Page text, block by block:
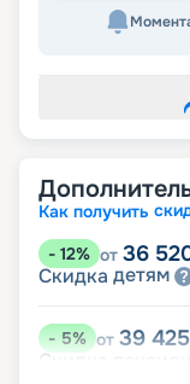
Как получить
- 12% от 36
Скидка детям
-5% от 39 425
Скидка